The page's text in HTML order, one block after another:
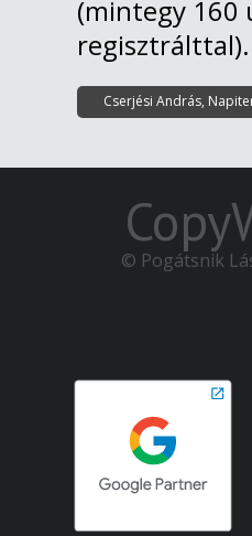
(mintegy 160
regisztrálttal).
Cserjési András,
© Pogátsnik